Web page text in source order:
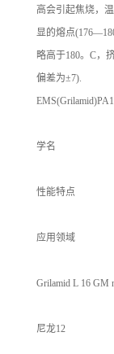
高会引起焦烧，
显的熔点
略高于180。C，
偏差为±7).
学名
性能特点
应用领域
Grilamid L 16 GM
尼龙12